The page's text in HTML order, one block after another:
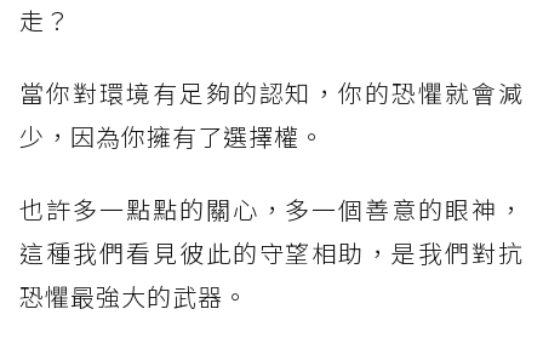
走？⠀
當你對環境有足夠的認知，你的恐懼就會減
少，因為你擁有了選擇權。⠀⠀
也許多一點點的關心，多一個善意的眼神，
這種我們看見彼此的守望相助，是我們對抗
恐懼最強大的武器。